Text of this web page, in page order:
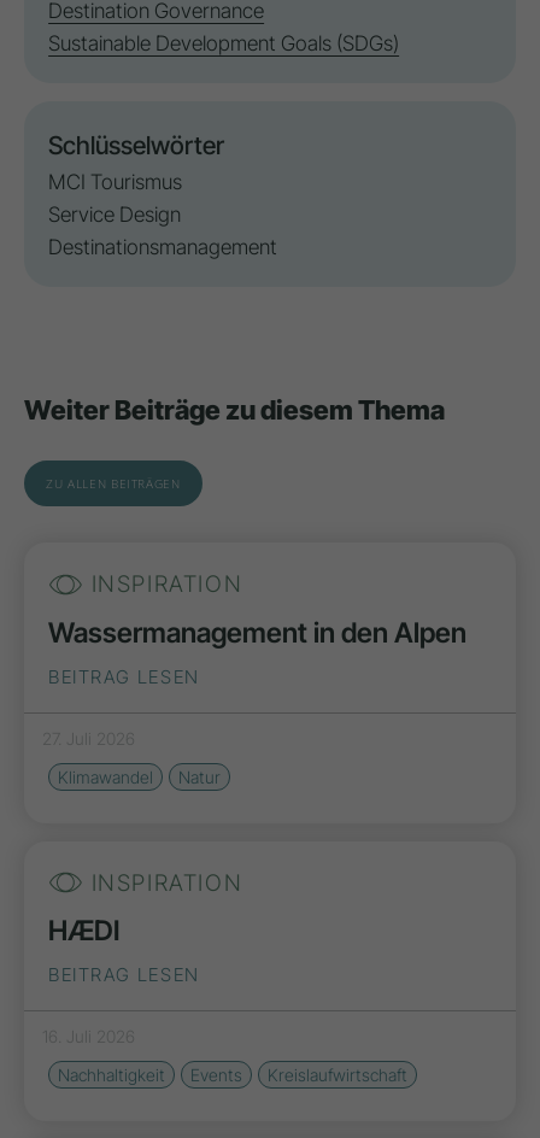
Destination Governance
Sustainable Development Goals (SDGs)
Schlüsselwörter
MCI Tourismus
Service Design
Destinationsmanagement
Weiter Beiträge zu diesem Thema
ZU ALLEN BEITRÄGEN
INSPIRATION
Wassermanagement in den Alpen
BEITRAG LESEN
27. Juli 2026
Klimawandel
Natur
INSPIRATION
HÆDI
BEITRAG LESEN
16. Juli 2026
Nachhaltigkeit
Events Kreislaufwirtschaft